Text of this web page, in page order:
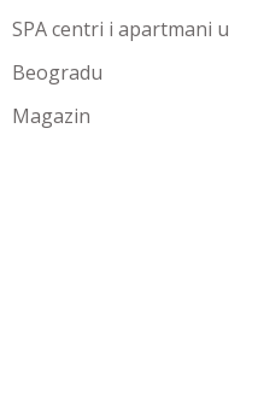
SPA centri i apartmani u
Beogradu
Magazin